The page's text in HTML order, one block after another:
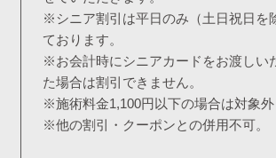
※シニア割引は平日のみ（土日祝日を
ております。
※お会計時にシニアカードをお渡しい
た場合は割引できません。
※施術料金1,100円以下の場合は対象外
※他の割引・クーポンとの併用不可。